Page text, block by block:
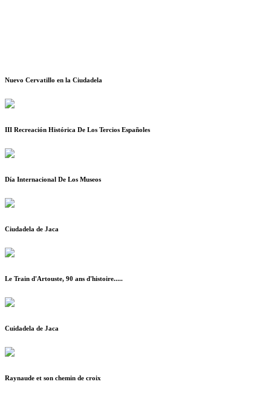
Nuevo Cervatillo en la Ciudadela
III Recreación Histórica De Los Tercios Españoles
Día Internacional De Los Museos
Ciudadela de Jaca
Le Train d'Artouste, 90 ans d'histoire.....
Cuidadela de Jaca
Raynaude et son chemin de croix